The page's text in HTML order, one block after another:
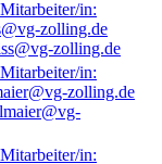
zolling.de